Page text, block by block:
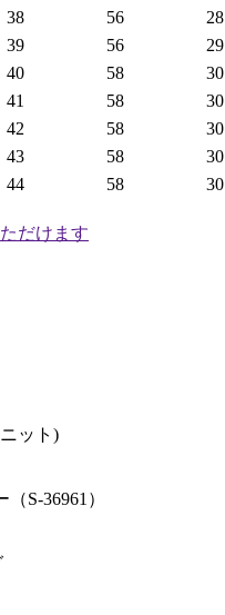
38 56
28
39 56
29
40 58
30
41 58
30
42 58
30
43 58
30
44 58
30
だけます
ット)
S-36961）